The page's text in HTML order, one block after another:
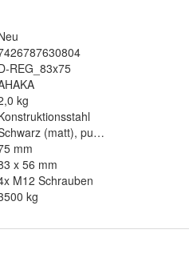
REG_83x75
kg
(matt), pulver-lackiert
mm
x 56 mm
M12 Schrauben
kg